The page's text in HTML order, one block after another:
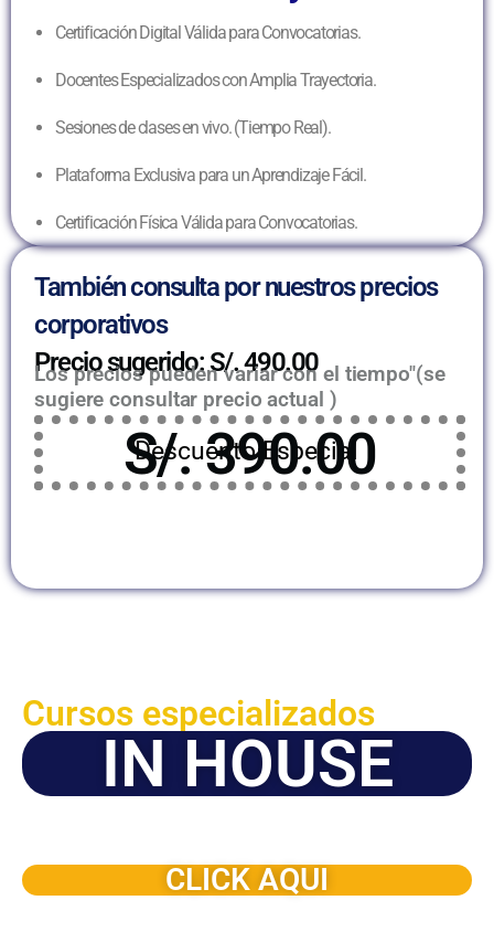
Certificación Digital Válida para Convocatorias.
Docentes Especializados con Amplia Trayectoria.
Sesiones de clases en vivo. (Tiempo Real).
Plataforma Exclusiva para un Aprendizaje Fácil.
Certificación Física Válida para Convocatorias.
También consulta por nuestros precios
corporativos
Precio sugerido: S/. 490.00
Los precios pueden variar con el tiempo"(se
sugiere consultar precio actual )
Descuento Especial
S/. 390.00
Cursos especializados
IN HOUSE
CLICK AQUI